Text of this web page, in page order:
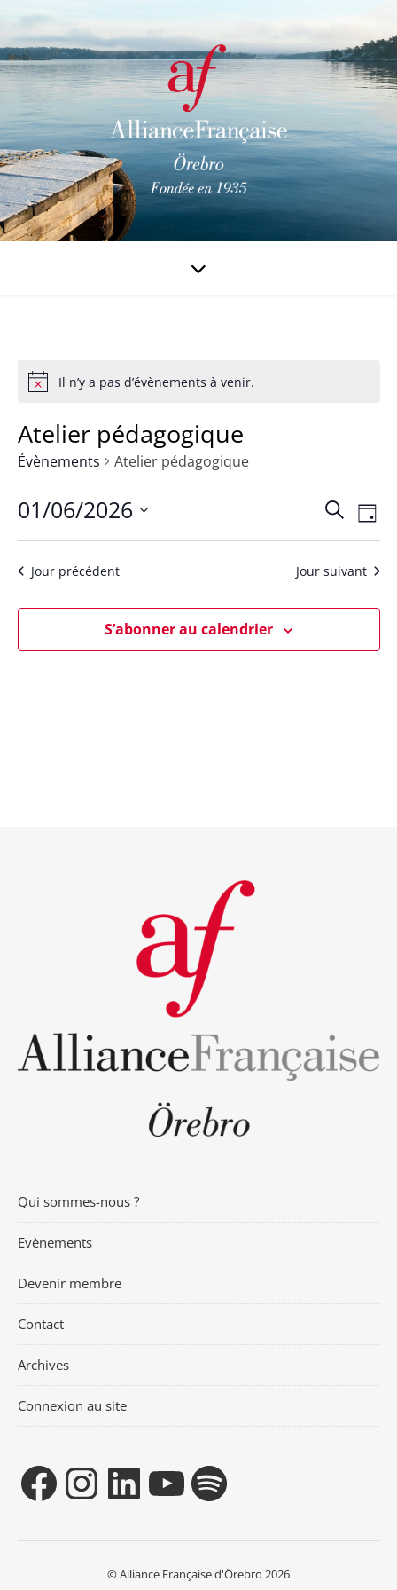
Il n’y a pas d’évènements à venir.
Atelier pédagogique
Évènements Atelier pédagogique
et
de
de
Jour
01/06/2026
Sélectionnez
date.Jour précédent Jour suivant
S’abonner au calendrier
Qui sommes-nous ?
Evènements
Devenir membre
Contact
Archives
Connexion au site
© Alliance Française d'Örebro 2026